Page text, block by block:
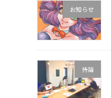
お知らせ
持論